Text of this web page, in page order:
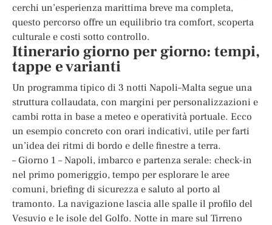
cerchi un’esperienza marittima breve ma completa,
questo percorso offre un equilibrio tra comfort, scoperta
culturale e costi sotto controllo.
Itinerario giorno per giorno: tempi,
tappe e varianti
Un programma tipico di 3 notti Napoli–Malta segue una
struttura collaudata, con margini per personalizzazioni e
cambi rotta in base a meteo e operatività portuale. Ecco
un esempio concreto con orari indicativi, utile per farti
un’idea dei ritmi di bordo e delle finestre a terra.
– Giorno 1 – Napoli, imbarco e partenza serale: check-in
nel primo pomeriggio, tempo per esplorare le aree
comuni, briefing di sicurezza e saluto al porto al
tramonto. La navigazione lascia alle spalle il profilo del
Vesuvio e le isole del Golfo. Notte in mare sul Tirreno